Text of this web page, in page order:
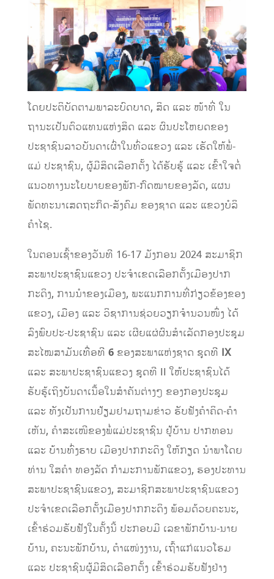
ໂດຍປະຕິບັດຕາມພາລະບົດບາດ, ສິດ ແລະ ໜ້າທີ່ ໃນ
ຖານະເປັນຕົວແທນແຫ່ງສິດ ແລະ ຜົນປະໂຫຍດຂອງ
ປະຊາຊົນລາວບັນດາເຜົ່າໃນທົ່ວແຂວງ ແລະ ເຮັດໃຫ້ພໍ່-
ແມ່ ປະຊາຊົນ, ຜູ້ມີສິດເລືອກຕັ້ງ ໄດ້ຮັບຮູ້ ແລະ ເຂົ້າໃຈຕໍ່
ແນວທາງນະໂຍບາຍຂອງພັກ-ກົດໝາຍຂອງລັດ, ແຜນ
ພັດທະນາເສດຖະກິດ-ສັງຄົມ ຂອງຊາດ ແລະ ແຂວງບໍລິ
ຄໍາໄຊ.
ໃນຕອນເຊົ້າຂອງວັນທີ 16-17 ມັງກອນ 2024 ສະມາຊິກ
ສະພາປະຊາຊົນແຂວງ ປະຈໍາເຂດເລືອກຕັ້ງເມືອງປາກ
ກະດິງ, ການນໍາຂອງເມືອງ, ພະແນກການທີ່ກ່ຽວຂ້ອງຂອງ
ແຂວງ, ເມືອງ ແລະ ວິຊາການຊ່ວຍວຽກຈໍານວນໜຶ່ງ ໄດ້
ລົງພົບປະ-ປະຊາຊົນ ແລະ ເຜີຍແຜ່ຜົນສໍາເລັດກອງປະຊຸມ
ສະໄໝສາມັນເທື່ອທີ 6ຂອງສະພາແຫ່ງຊາດ ຊຸດທີ IX
ແລະ ສະພາປະຊາຊົນແຂວງ ຊຸດທີ II ໃຫ້ປະຊາຊົນໄດ້
ຮັບຮູ້ເຖິງບັນດາເນື້ອໃນສໍາຄັນຕ່າງໆ ຂອງກອງປະຊຸມ
ແລະ ທັງເປັນການຢ້ຽມຢາມຖາມຂ່າວ ຮັບຟັງຄໍາຄິດ-ຄໍາ
ເຫັນ, ຄໍາສະເໜີຂອງພໍ່ແມ່ປະຊາຊົນ ຢູ້ບ້ານ ປາກທອນ
ແລະ ບ້ານທົ່ງຮາບ ເມືອງປາກກະດິງ ໃຫ້ກຽດ ນໍາພາໂດຍ
ທ່ານ ໃສຄໍາ ທອງລັດ ກໍາມະການພັກແຂວງ, ຮອງປະທານ
ສະພາປະຊາຊົນແຂວງ, ສະມາຊິກສະພາປະຊາຊົນແຂວງ
ປະຈໍາເຂດເລືອກຕັ້ງເມືອງປາກກະດິງ ພ້ອມດ້ວຍຄະນະ,
ເຂົ້າຮ່ວມຮັບຟັງໃນຄັ້ງນີ້ ປະກອບມີ ເລຂາພັກບ້ານ-ນາຍ
ບ້ານ, ຄະນະພັກບ້ານ, ຕໍາແໜ່ງງານ, ເຖົ້າແກ່ແນວໂຮມ
ແລະ ປະຊາຊົນຜູ້ມີສິດເລືອກຕັ້ງ ເຂົ້າຮ່ວມຮັບຟັງຢ່າງ